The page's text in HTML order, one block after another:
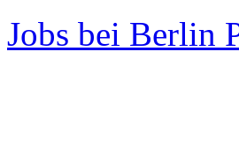
Jobs bei Berlin